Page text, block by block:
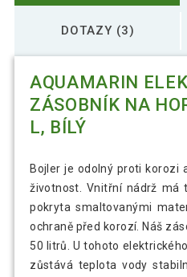
DOTAZY (3)
AQUAMARIN
ZÁSOBNÍK NA
L, BÍLÝ
Bojler je odolný proti korozi
životnost. Vnitřní nádrž má
pokryta smaltovanými
ochraně před korozí. Náš
50 litrů. U tohoto
zůstává teplota vody